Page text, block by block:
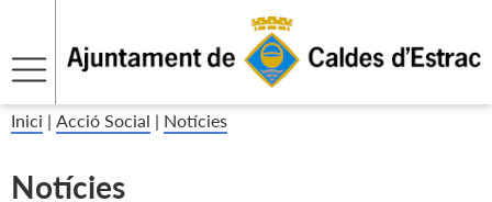
Inici | Acció Social | Notícies
Notícies